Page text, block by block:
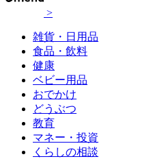
>
雑貨・日用品
食品・飲料
健康
ベビー用品
おでかけ
どうぶつ
教育
マネー・投資
くらしの相談